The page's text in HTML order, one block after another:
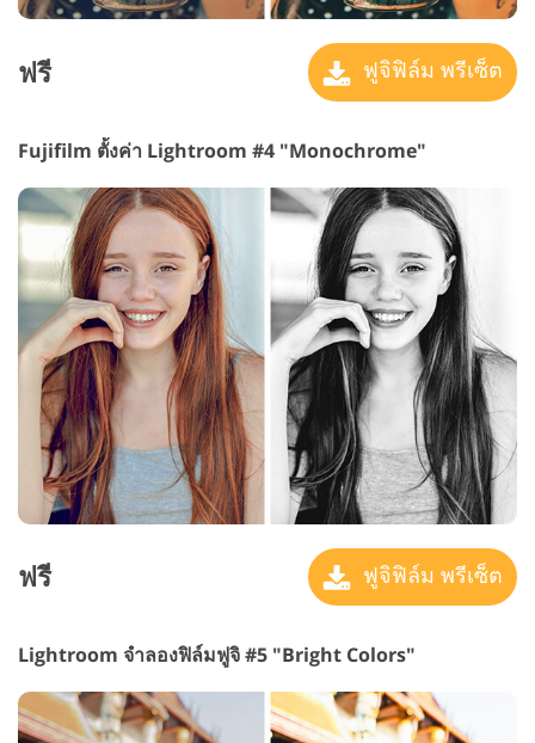
ฟรี ฟูจิฟิล์ม พรีเซ็ต
Fujifilm ตั้งค่า Lightroom #4 "Monochrome"
ฟรี ฟูจิฟิล์ม พรีเซ็ต
Lightroom จำลองฟิล์มฟูจิ #5 "Bright Colors"